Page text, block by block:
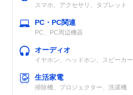
スマホ、アクセサリ、タブレット
PC・PC関連
PC、PC周辺機器
オーディオ
イヤホン、ヘッドホン、スピーカー
生活家電
掃除機、プロジェクター、洗濯機